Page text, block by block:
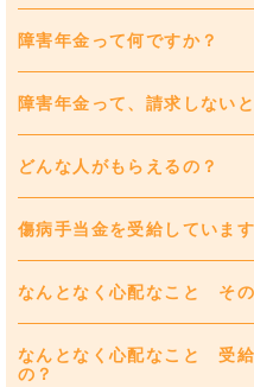
障害年金って何ですか？
障害年金って、請求しない
どんな人がもらえるの？
傷病手当金を受給していま
なんとなく心配なこと そ
なんとなく心配なこと 受
の？